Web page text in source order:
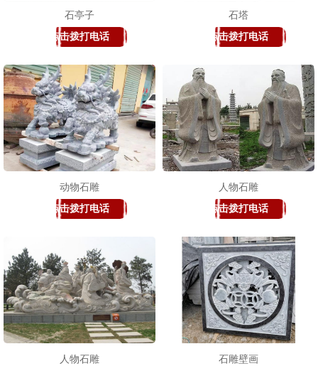
石亭子
点击拨打电话
石塔
点击拨打电话
动物石雕
点击拨打电话
人物石雕
点击拨打电话
人物石雕
石雕壁画